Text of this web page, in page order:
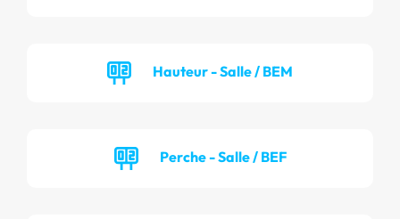
Hauteur - Salle / BEM
Perche - Salle / BEF